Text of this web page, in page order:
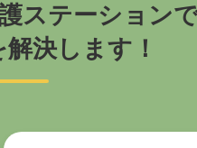
ステーション
決します！